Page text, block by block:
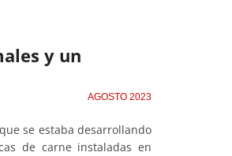
y un
AGOSTO 2023
se estaba desarrollando
de carne instaladas en